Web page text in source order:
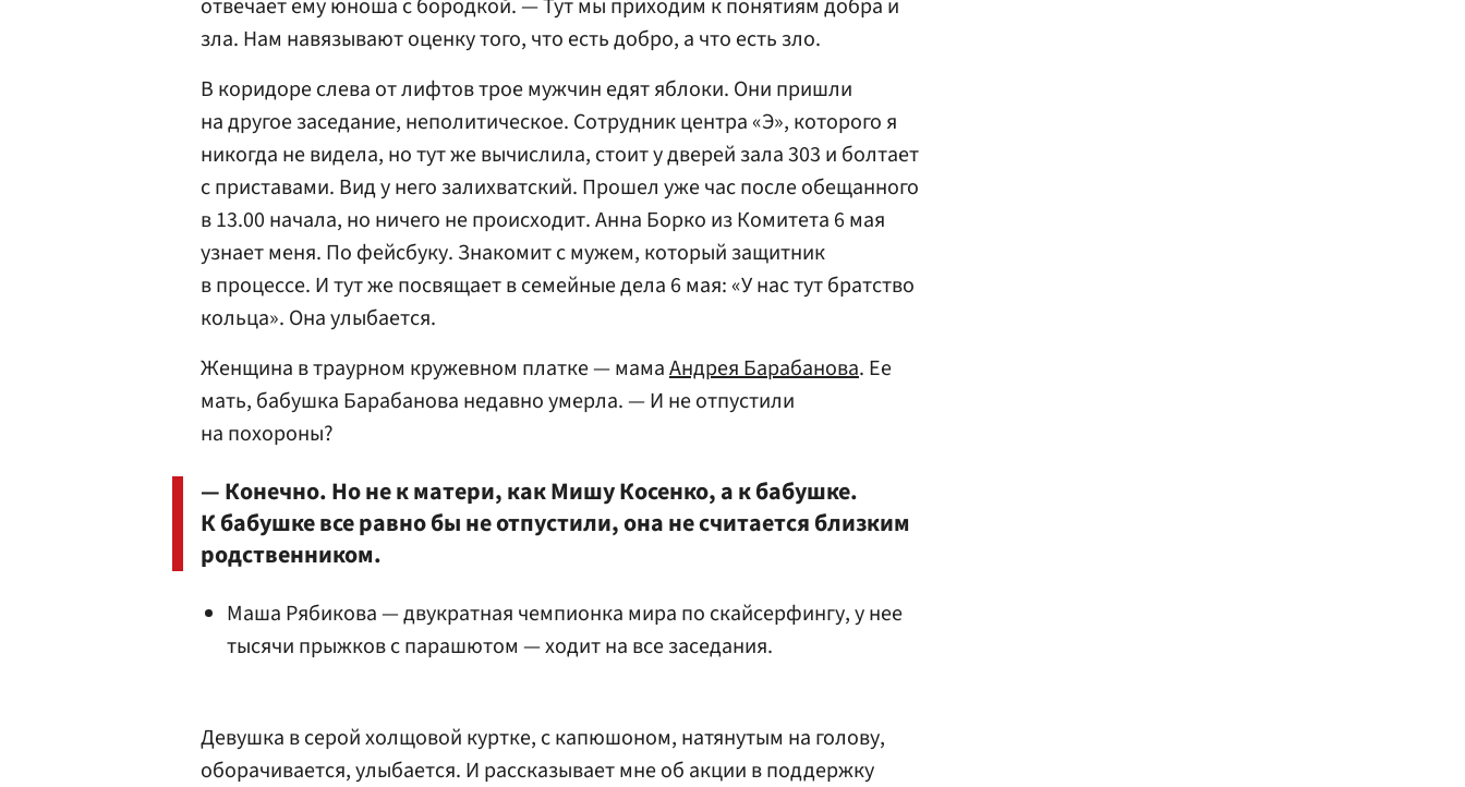
отвечает ему юноша с бородкой. — Тут мы приходим к понятиям добра и
зла. Нам навязывают оценку того, что есть добро, а что есть зло.
В коридоре слева от лифтов трое мужчин едят яблоки. Они пришли
на другое заседание, неполитическое. Сотрудник центра «Э», которого я
никогда не видела, но тут же вычислила, стоит у дверей зала 303 и болтает
с приставами. Вид у него залихватский. Прошел уже час после обещанного
в 13.00 начала, но ничего не происходит. Анна Борко из Комитета 6 мая
узнает меня. По фейсбуку. Знакомит с мужем, который защитник
в процессе. И тут же посвящает в семейные дела 6 мая: «У нас тут братство
кольца». Она улыбается.
Женщина в траурном кружевном платке — мамаАндрея Барабанова. Ее
мать, бабушка Барабанова недавно умерла. — И не отпустили
на похороны?
— Конечно. Но не к матери, как Мишу Косенко, а к бабушке.
К бабушке все равно бы не отпустили, она не считается близким
родственником.
Маша Рябикова — двукратная чемпионка мира по скайсерфингу, у нее
тысячи прыжков с парашютом — ходит на все заседания.
Девушка в серой холщовой куртке, с капюшоном, натянутым на голову,
оборачивается, улыбается. И рассказывает мне об акции в поддержку